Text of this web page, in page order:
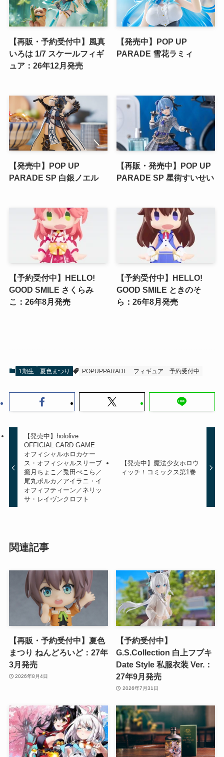
【再販・予約受付中】風真
いろは 1/7 スケールフィギ
ュア：26年12月発売
【発売中】POP UP
PARADE 雪花ラミィ
【発売中】POP UP
PARADE SP 白銀ノエル
【再販・発売中】POP UP
PARADE SP 星街すいせい
【予約受付中】HELLO!
GOOD SMILE さくらみ
こ：26年8月発売
【予約受付中】HELLO!
GOOD SMILE ときのそ
ら：26年8月発売
1期生 夏色まつり POPUPPARADE フィギュア 予約受付中
【発売中】hololive
OFFICIAL CARD GAME
オフィシャルホロカケー
ス・オフィシャルスリーブ
癒月ちょこ／兎田ぺこら／
尾丸ポルカ／アイラニ・イ
オフィフティーン／ネリッ
サ・レイヴンクロフト
【発売中】魔法少女ホロウ
ィッチ！コミックス第1巻
関連記事
【再販・予約受付中】夏色
まつり ねんどろいど：27年
3月発売
2026年8月4日
【予約受付中】
G.S.Collection 白上フブキ
Date Style 私服衣装 Ver.：
27年9月発売
2026年7月31日